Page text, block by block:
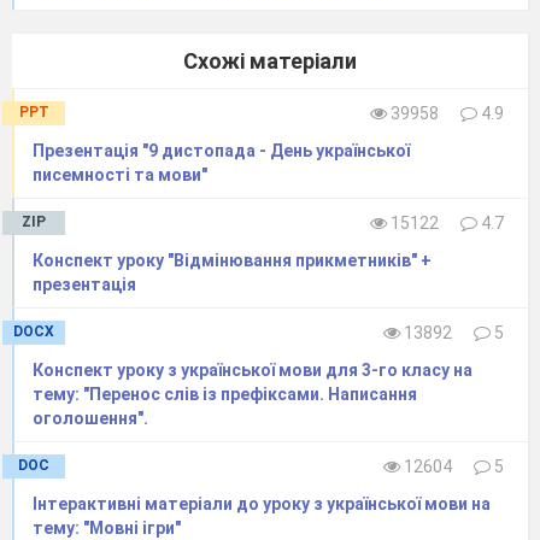
непомітно, навіть для себе, полюбити усе, що є
добрим. А це і є основним завданням учителя :
зростити людину такою, якою її хоче бачити
Творець.
Саме такою і є основна концепція наданих
Українська мова
1. Знайомство з цитатою із Святого Письма:
«Блаженна людина, яка нажила мудрості, і
людина, яка набула розуму, - бо здобуток цей
кращий за срібло, і прибутку від нього більше,
ніж від золота. Вона (мудрість) – дерево
життя
для тих, котрі здобувають її, блаженні, які
зберігають її!».
Схожі матеріали
PPT 39958
4.9
Презентація "9 дистопада - День української
писемності та мови"
ZIP 15122
4.7
Конспект уроку "Відмінювання прикметників" +
презентація
DOCX 13892
5
Конспект уроку з української мови для 3-го класу на
тему: "Перенос слів із префіксами. Написання
оголошення".
DOC 12604
5
Інтерактивні матеріали до уроку з української мови на
тему: "Мовні ігри"